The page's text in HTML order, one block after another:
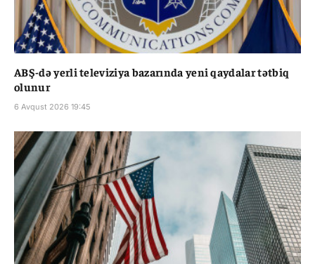
ABŞ-də yerli televiziya bazarında yeni qaydalar tətbiq
olunur
6 Avqust 2026 19:45